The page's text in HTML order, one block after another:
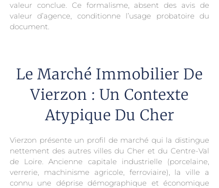
valeur conclue. Ce formalisme, absent des avis de
valeur d’agence, conditionne l’usage probatoire du
document.
Le Marché Immobilier De
Vierzon : Un Contexte
Atypique Du Cher
Vierzon présente un profil de marché qui la distingue
nettement des autres villes du Cher et du Centre-Val
de Loire. Ancienne capitale industrielle (porcelaine,
verrerie, machinisme agricole, ferroviaire), la ville a
connu une déprise démographique et économique